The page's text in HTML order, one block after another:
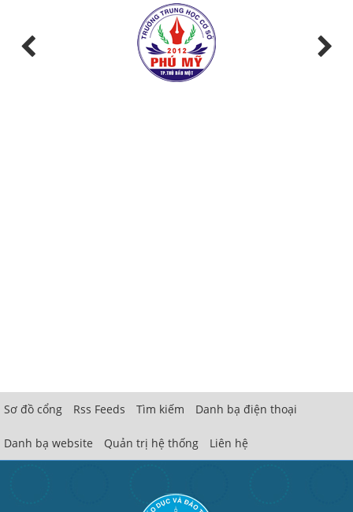
Sơ đồ cổng Rss Feeds Tìm kiếm Danh bạ điện thoại
Danh bạ website Quản trị hệ thống Liên hệ